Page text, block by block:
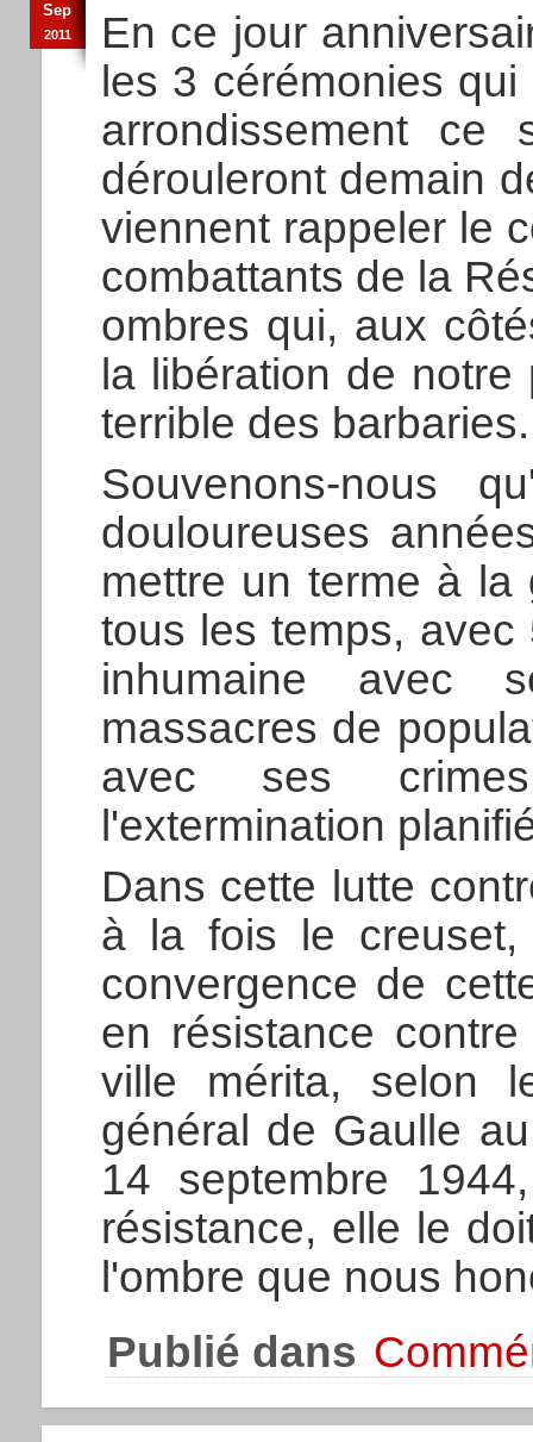
Sep
2011
En ce jour
les 3 cérémonies
arrondissement ce
dérouleront demain
viennent rappeler le
combattants de la
ombres qui, aux
la libération de
terrible des barbaries.
Souvenons-nous
douloureuses
mettre un terme à la
tous les temps,
inhumaine avec
massacres de
avec ses
l'extermination
Dans cette lutte
à la fois le
convergence de
en résistance
ville mérita, selon
général de Gaulle
14 septembre
résistance, elle le
l'ombre que nous
Publié dans